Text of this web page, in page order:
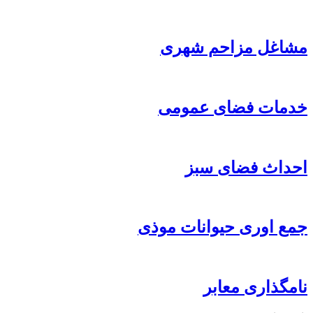
مشاغل مزاحم شهری
خدمات فضای عمومی
احداث فضای سبز
جمع اوری حیوانات موذی
نامگذاری معابر